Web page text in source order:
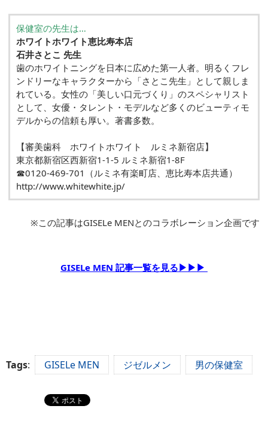
保健室の先生は…
ホワイトホワイト恵比寿本店
石井さとこ 先生
歯のホワイトニングを日本に広めた第一人者。明るくフレ
ンドリーなキャラクターから「さとこ先生」として親しま
れている。女性の「美しい口元づくり」のスペシャリスト
として、女優・タレント・モデルなど多くのビューティモ
デルからの信頼も厚い。著書多数。
【審美歯科 ホワイトホワイト ルミネ新宿店】
東京都新宿区西新宿1-1-5 ルミネ新宿1-8F
☎0120-469-701（ルミネ有楽町店、恵比寿本店共通）
http://www.whitewhite.jp/
※この記事はGISELe MENとのコラボレーション企画です
GISELe MEN 記事一覧を見る▶▶▶
Tags: GISELe MEN ジゼルメン 男の保健室